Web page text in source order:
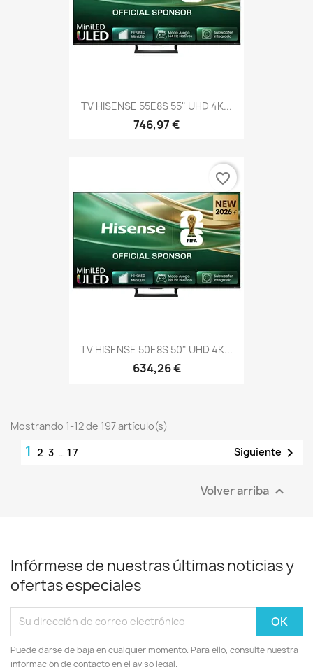
TV HISENSE 55E8S 55" UHD 4K...
746,97 €
TV HISENSE 50E8S 50" UHD 4K...
634,26 €
favorite_border
Mostrando 1-12 de 197 artículo(s)
1 2 3 … 17 Siguiente 
Volver arriba 
Infórmese de nuestras últimas noticias y
ofertas especiales
Puede darse de baja en cualquier momento. Para ello, consulte nuestra
información de contacto en el aviso legal.